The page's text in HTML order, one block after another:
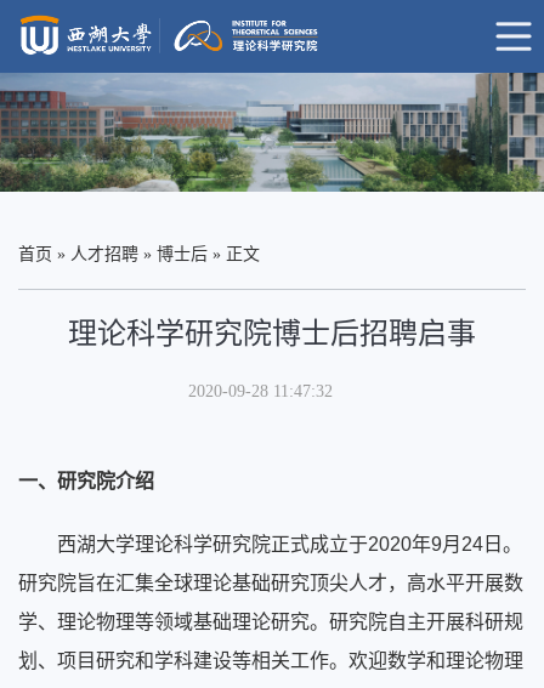
首页 » 人才招聘 » 博士后 » 正文
理论科学研究院博士后招聘启事
2020-09-28 11:47:32
一、研究院介绍
西湖大学理论科学研究院正式成立于2020年9月24日。
研究院旨在汇集全球理论基础研究顶尖人才，高水平开展数
学、理论物理等领域基础理论研究。研究院自主开展科研规
划、项目研究和学科建设等相关工作。欢迎数学和理论物理